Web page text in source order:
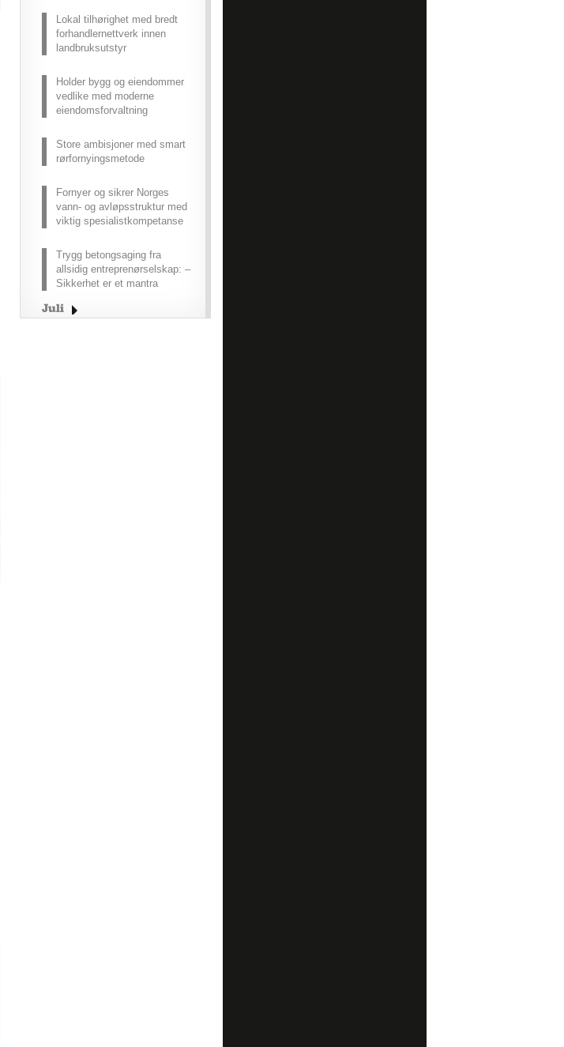
Lokal tilhørighet med bredt
forhandlernettverk innen
landbruksutstyr
Holder bygg og eiendommer
vedlike med moderne
eiendomsforvaltning
Store ambisjoner med smart
rørfornyingsmetode
Fornyer og sikrer Norges
vann- og avløpsstruktur med
viktig spesialistkompetanse
Trygg betongsaging fra
allsidig entreprenørselskap: –
Sikkerhet er et mantra
Juli